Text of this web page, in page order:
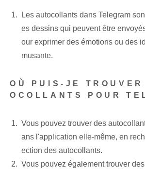
Les autocollants dans Telegram
es dessins qui peuvent être
our exprimer des émotions ou des
musante.
OÙ PUIS-JE TROUVER
OCOLLANTS POUR
Vous pouvez trouver des
ans l'application elle-même, en
ection des autocollants.
Vous pouvez également trouver